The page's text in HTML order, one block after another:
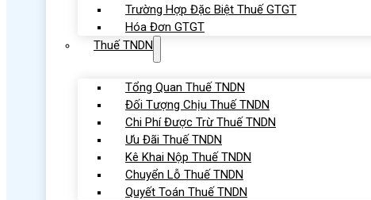
Trường Hợp Đặc Biệt Thuế GTGT
Hóa Đơn GTGT
Thuế TNDN
Tổng Quan Thuế TNDN
Đối Tượng Chịu Thuế TNDN
Chi Phí Được Trừ Thuế TNDN
Ưu Đãi Thuế TNDN
Kê Khai Nộp Thuế TNDN
Chuyển Lỗ Thuế TNDN
Quyết Toán Thuế TNDN